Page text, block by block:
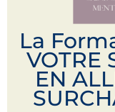
La
VOTRE
EN